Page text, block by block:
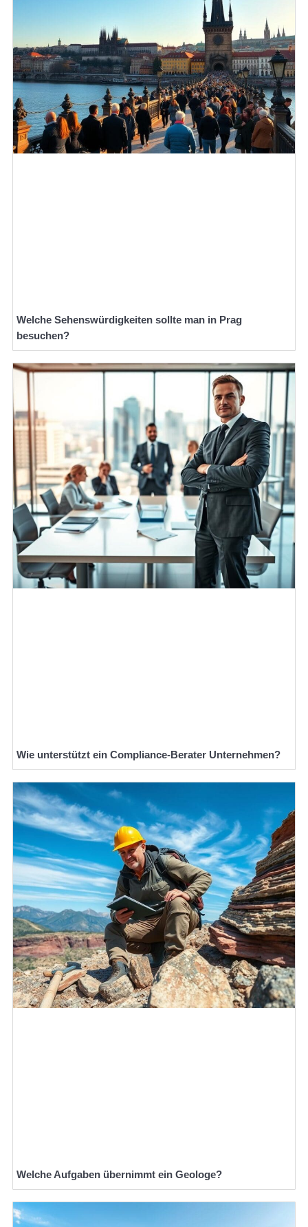
Welche Sehenswürdigkeiten sollte man in Prag
besuchen?
Wie unterstützt ein Compliance-Berater Unternehmen?
Welche Aufgaben übernimmt ein Geologe?